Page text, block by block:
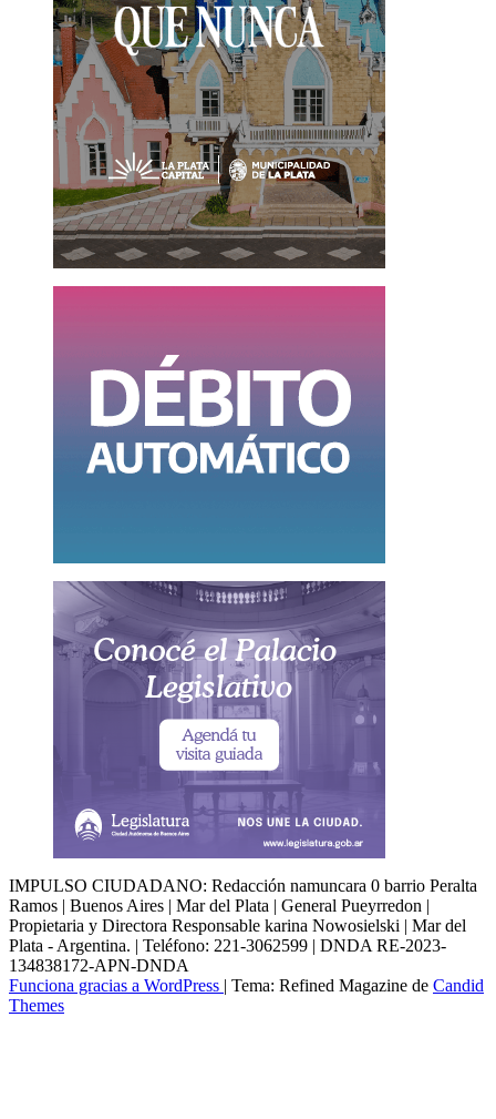
IMPULSO CIUDADANO: Redacción namuncara 0 barrio Peralta
Ramos | Buenos Aires | Mar del Plata | General Pueyrredon |
Propietaria y Directora Responsable karina Nowosielski | Mar del
Plata - Argentina. | Teléfono: 221-3062599 | DNDA RE-2023-
134838172-APN-DNDA
Funciona gracias a WordPress | Tema: Refined Magazine de Candid
Themes